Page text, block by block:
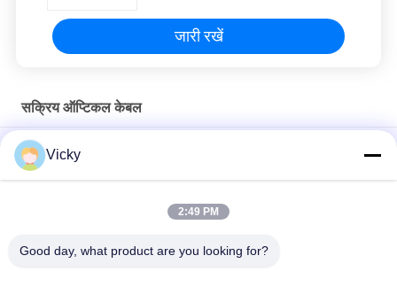
जारी रखें
सक्रिय ऑप्टिकल केबल
AOC 5M OM3 850nm MPO SFP सक्रिय ऑप्टिकल केबल QSFP28 से
QSFP28
Vicky
2:49 PM
Good day, what product are you looking for?